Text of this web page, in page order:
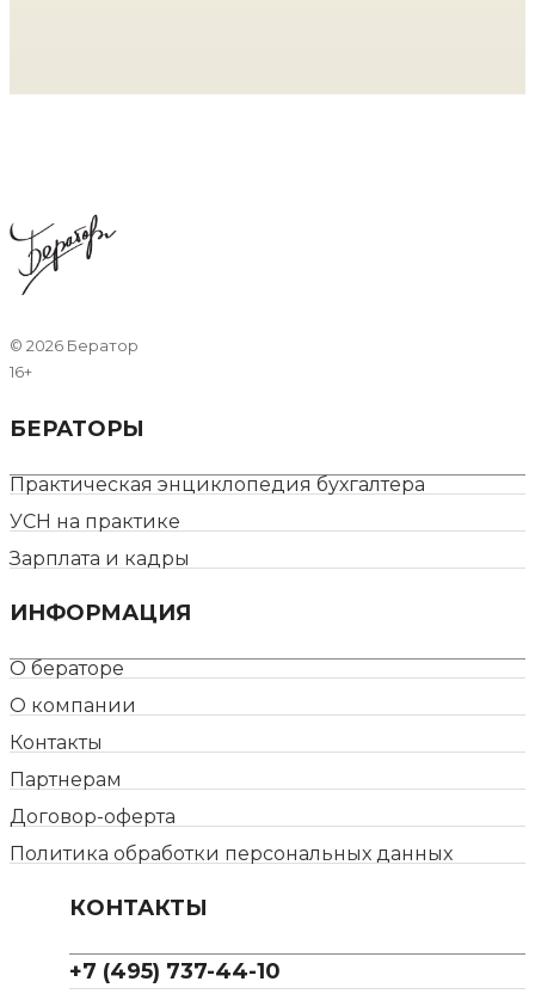
© 2026 Бератор
16+
БЕРАТОРЫ
Практическая энциклопедия бухгалтера
УСН на практике
Зарплата и кадры
ИНФОРМАЦИЯ
О бераторе
О компании
Контакты
Партнерам
Договор-оферта
Политика обработки персональных данных
КОНТАКТЫ
+7 (495) 737-44-10